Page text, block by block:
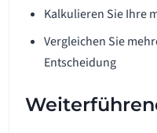
Kalkulieren Sie Ihre
Vergleichen Sie
Entscheidung